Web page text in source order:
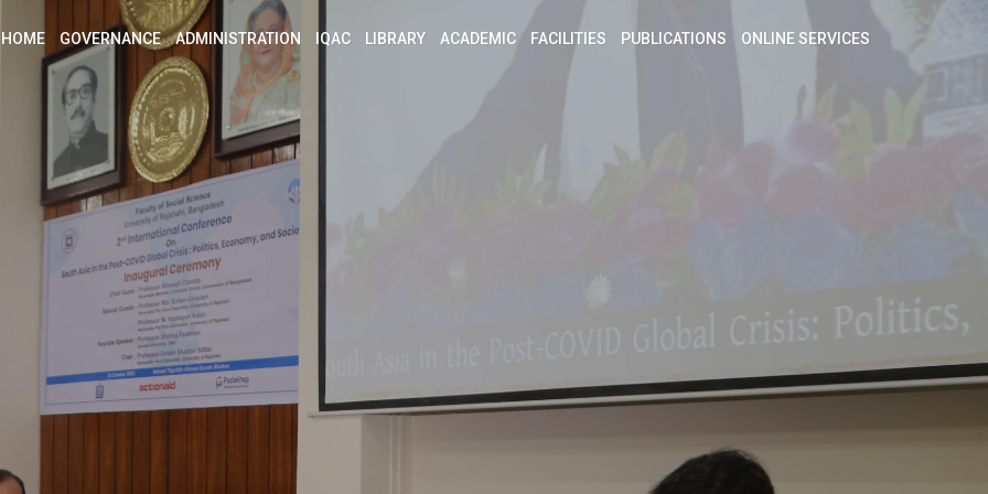
HOME GOVERNANCE ADMINISTRATION IQAC LIBRARY ACADEMIC FACILITIES PUBLICATIONS ONLINE SERVICES